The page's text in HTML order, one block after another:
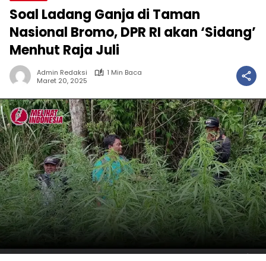
Soal Ladang Ganja di Taman
Nasional Bromo, DPR RI akan ‘Sidang’
Menhut Raja Juli
Admin Redaksi
1 Min Baca
Maret 20, 2025